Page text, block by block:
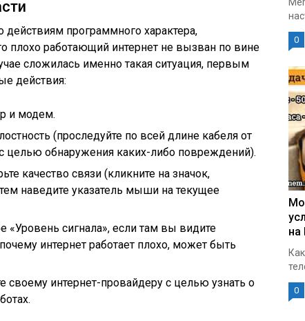
программного характера,
плохо работающий интернет не вызван по вине
сложилась именно такая ситуация, первым
действия:
и модем.
(проследуйте по всей длине кабеля от
целью обнаружения каких-либо повреждений).
качество связи (кликните на значок,
наведите указатель мыши на текущее
сигнала», если там вы видите
интернет работает плохо, может быть
своему интернет-провайдеру с целью узнать о
0
на
0